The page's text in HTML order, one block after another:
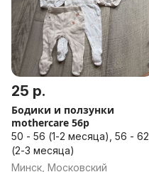
25 р.
Бодики и ползунки
mothercare 56p
50 - 56 (1-2 месяца), 56 - 62
(2-3 месяца)
Минск, Московский